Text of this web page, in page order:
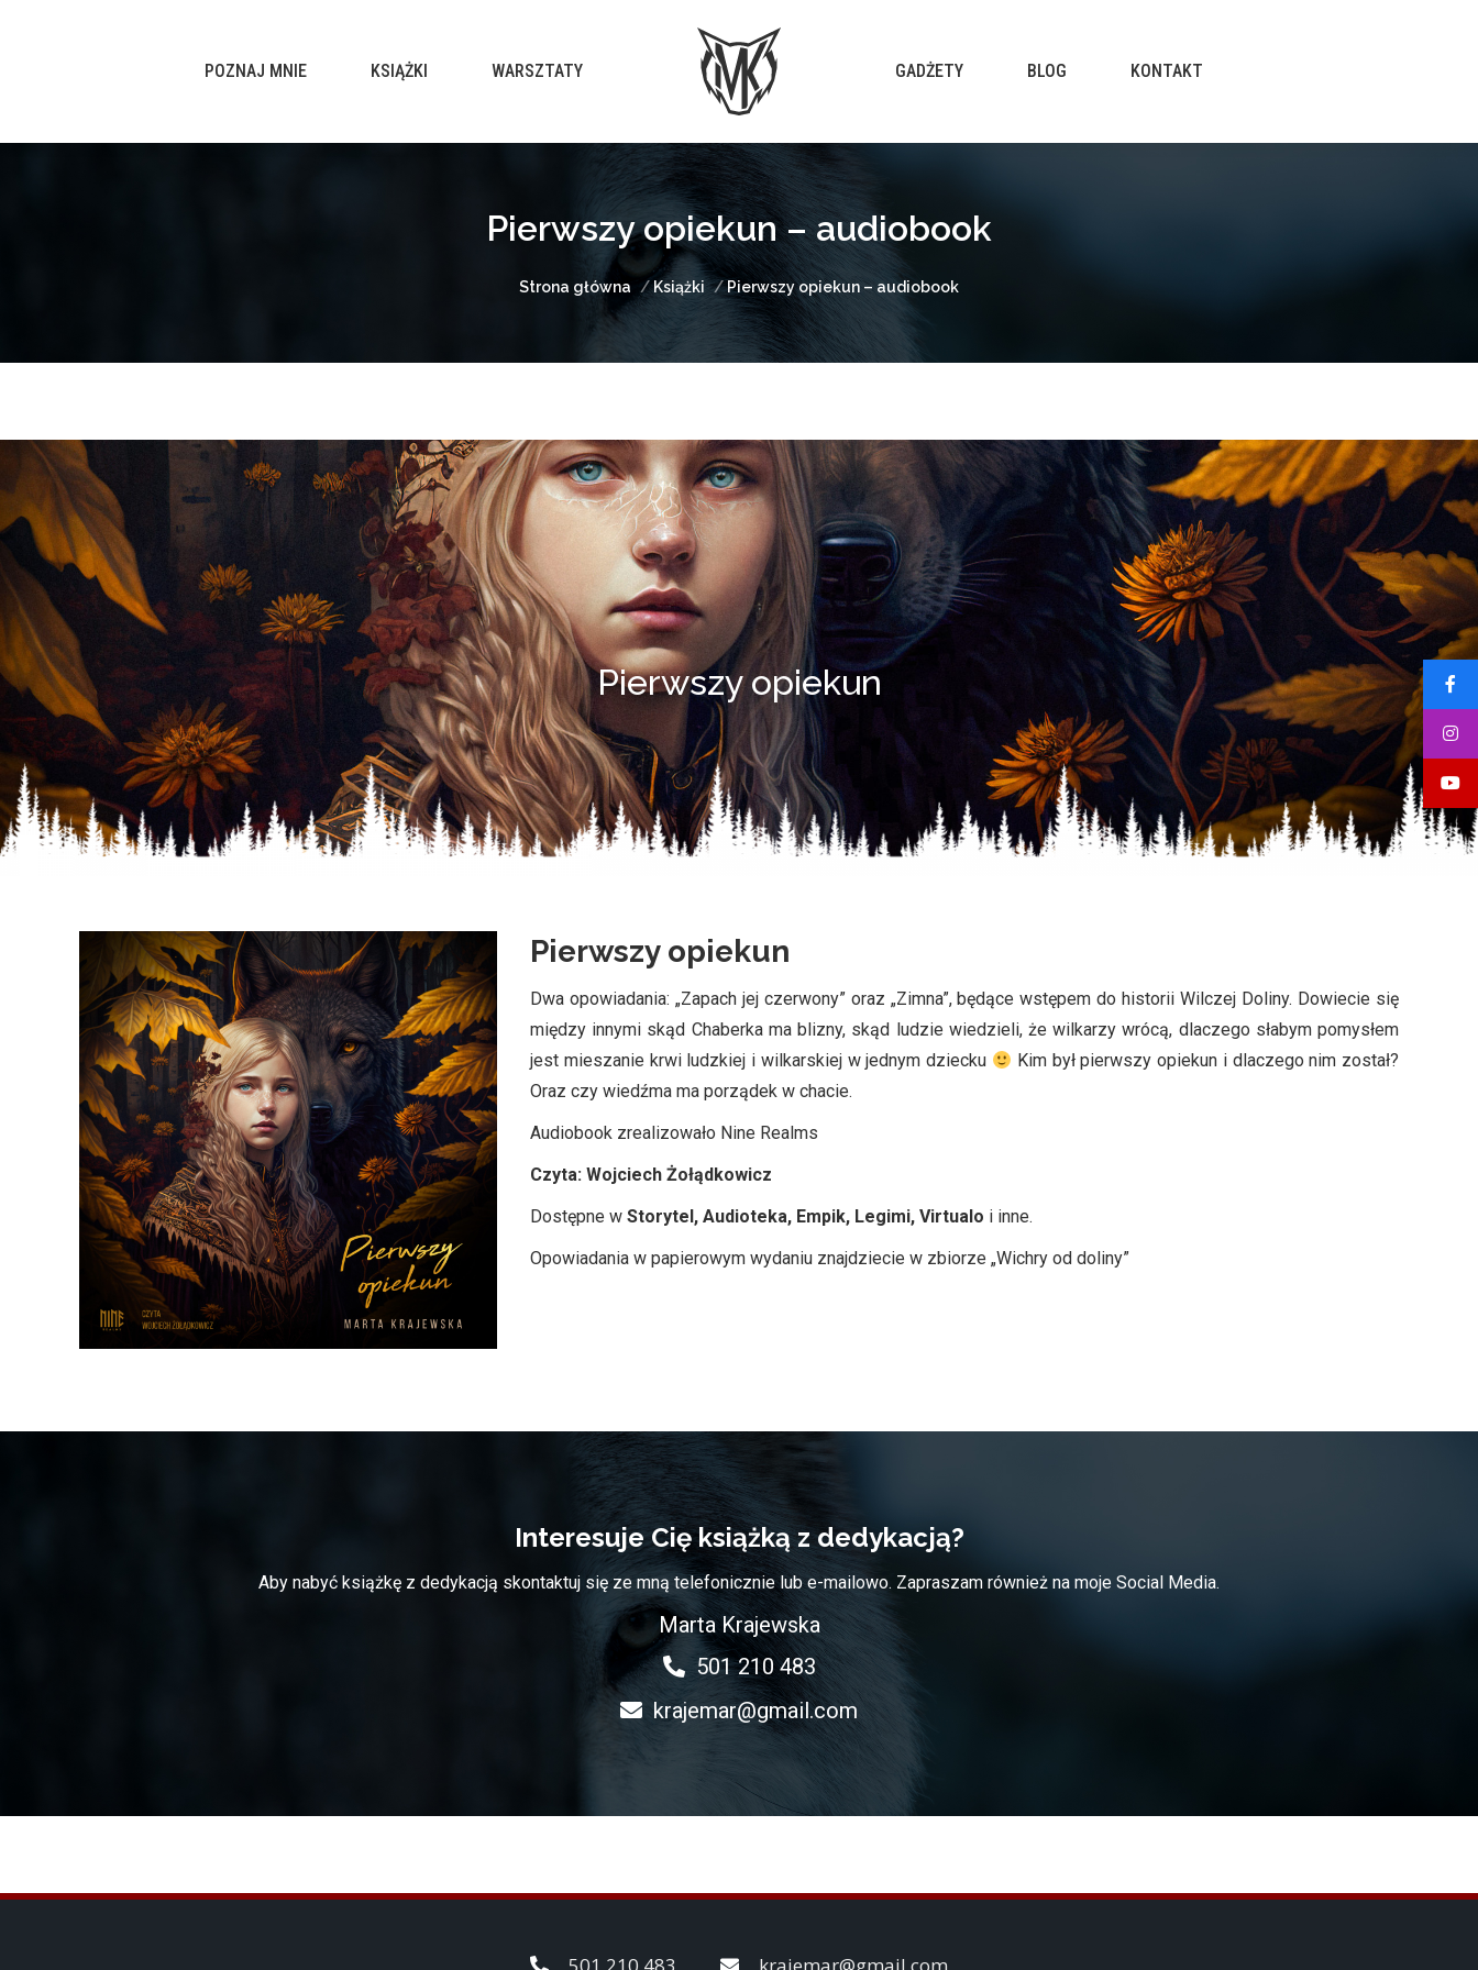
POZNAJ MNIE KSIĄŻKI WARSZTATY GADŻETY BLOG KONTAKT
Pierwszy opiekun – audiobook
Jesteś tutaj:
Strona główna Książki Pierwszy opiekun – audiobook
Pierwszy opiekun
Pierwszy opiekun
Dwa opowiadania: „Zapach jej czerwony” oraz „Zimna”, będące wstępem do historii Wilczej Doliny. Dowiecie się
między innymi skąd Chaberka ma blizny, skąd ludzie wiedzieli, że wilkarzy wrócą, dlaczego słabym pomysłem
jest mieszanie krwi ludzkiej i wilkarskiej w jednym dziecku
Kim był pierwszy opiekun i dlaczego nim został?
Oraz czy wiedźma ma porządek w chacie.
Audiobook zrealizowało Nine Realms
Czyta: Wojciech Żołądkowicz
Dostępne w Storytel, Audioteka, Empik, Legimi, Virtualo i inne.
Opowiadania w papierowym wydaniu znajdziecie w zbiorze „Wichry od doliny”
Interesuje Cię książką z dedykacją?
Aby nabyć książkę z dedykacją skontaktuj się ze mną telefonicznie lub e-mailowo. Zapraszam również na moje Social Media.
Marta Krajewska
501 210 483
krajemar@gmail.com